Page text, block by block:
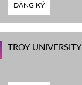
ĐĂNG KÝ
TROY UNIVERSITY